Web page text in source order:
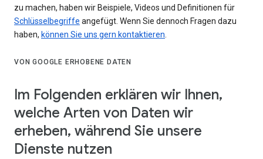
zu machen, haben wir Beispiele, Videos und Definitionen für
Schlüsselbegriffe angefügt. Wenn Sie dennoch Fragen dazu
haben, können Sie uns gern kontaktieren.
VON GOOGLE ERHOBENE DATEN
Im Folgenden erklären wir Ihnen,
welche Arten von Daten wir
erheben, während Sie unsere
Dienste nutzen